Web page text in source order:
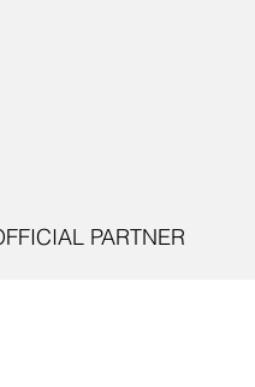
PARTNER